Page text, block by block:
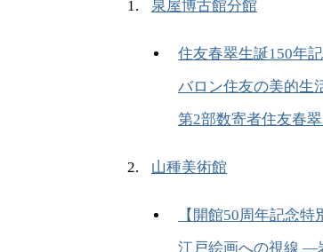
泉屋博古館分館
住友春翠生誕150年
バロン住友の美的生
第2部数寄者住友春
山種美術館
【開館50周年記念特
江戸絵画への視線 ―